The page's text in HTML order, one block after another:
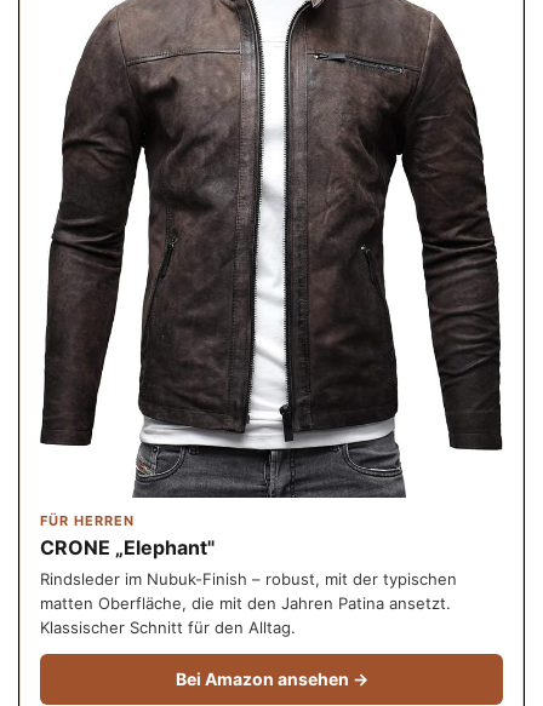
FÜR HERREN
CRONE „Elephant"
Rindsleder im Nubuk-Finish – robust, mit der typischen
matten Oberfläche, die mit den Jahren Patina ansetzt.
Klassischer Schnitt für den Alltag.
Bei Amazon ansehen →